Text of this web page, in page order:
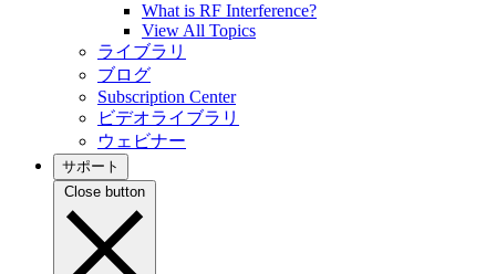
What is RF Interference?
View All Topics
ライブラリ
ブログ
Subscription Center
ビデオライブラリ
ウェビナー
サポート
Close button